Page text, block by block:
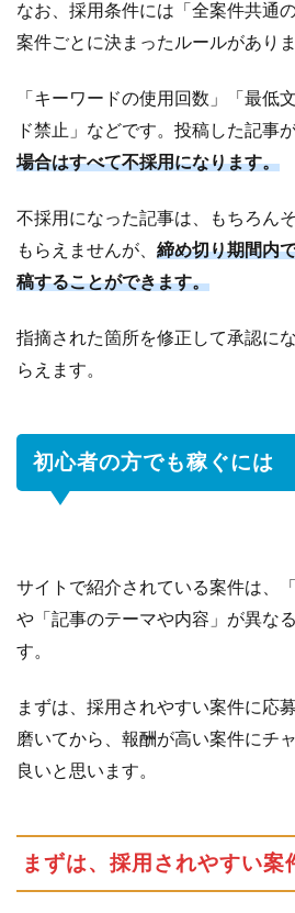
なお、採用条件には「全案件共通
案件ごとに決まったルールがありま
「キーワードの使用回数」「最低
ド禁止」などです。投稿した記事
場合はすべて不採用になります。
不採用になった記事は、もちろん
もらえませんが、 締め切り期間内
稿することができます。
指摘された箇所を修正して承認に
らえます。
初心者の方でも稼ぐには
サイトで紹介されている案件は、
や「記事のテーマや内容」が異な
す。
まずは、採用されやすい案件に応
磨いてから、報酬が高い案件にチ
良いと思います。
まずは、採用されやすい案